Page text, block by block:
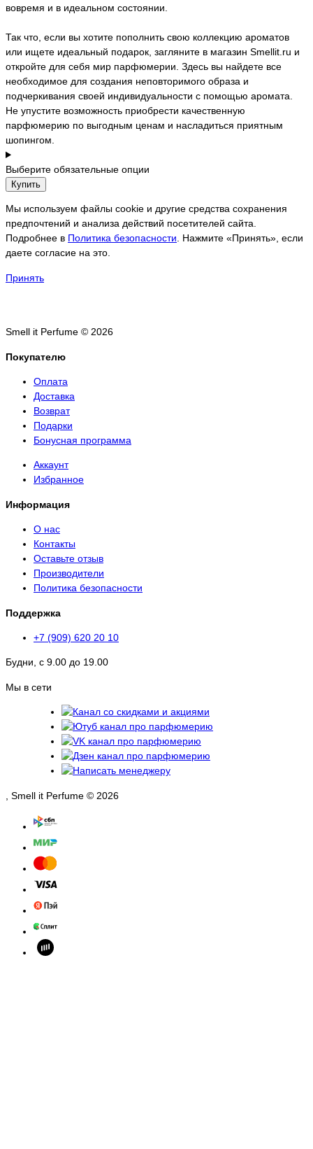
вовремя и в идеальном состоянии.
Так что, если вы хотите пополнить свою коллекцию ароматов
или ищете идеальный подарок, загляните в магазин Smellit.ru и
откройте для себя мир парфюмерии. Здесь вы найдете все
необходимое для создания неповторимого образа и
подчеркивания своей индивидуальности с помощью аромата.
Не упустите возможность приобрести качественную
парфюмерию по выгодным ценам и насладиться приятным
шопингом.
Выберите обязательные опции
Купить
Мы используем файлы cookie и другие средства сохранения
предпочтений и анализа действий посетителей сайта.
Подробнее в Политика безопасности. Нажмите «Принять», если
даете согласие на это.
Принять
Smell it Perfume © 2026
Покупателю
Оплата
Доставка
Возврат
Подарки
Бонусная программа
Аккаунт
Избранное
Информация
О нас
Контакты
Оставьте отзыв
Производители
Политика безопасности
Поддержка
+7 (909) 620 20 10
Будни, с 9.00 до 19.00
Мы в сети
, Smell it Perfume © 2026